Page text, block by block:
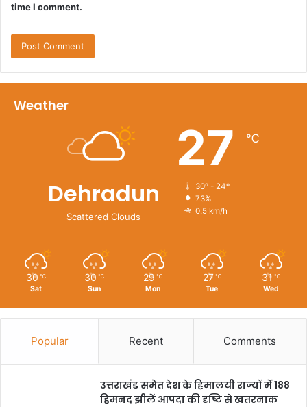
time I comment.
Weather
Dehradun
Scattered Clouds
27 ℃
30º - 24º
73%
0.5 km/h
30 ℃
Sat
30 ℃
Sun
29 ℃
Mon
27 ℃
Tue
31 ℃
Wed
Popular Recent Comments
उत्तराखंड समेत देश के हिमालयी राज्यों में 188
हिमनद झीलें आपदा की दृष्टि से खतरनाक